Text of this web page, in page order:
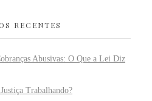
RECENTES
Abusivas: O Que a Lei Diz
Trabalhando?